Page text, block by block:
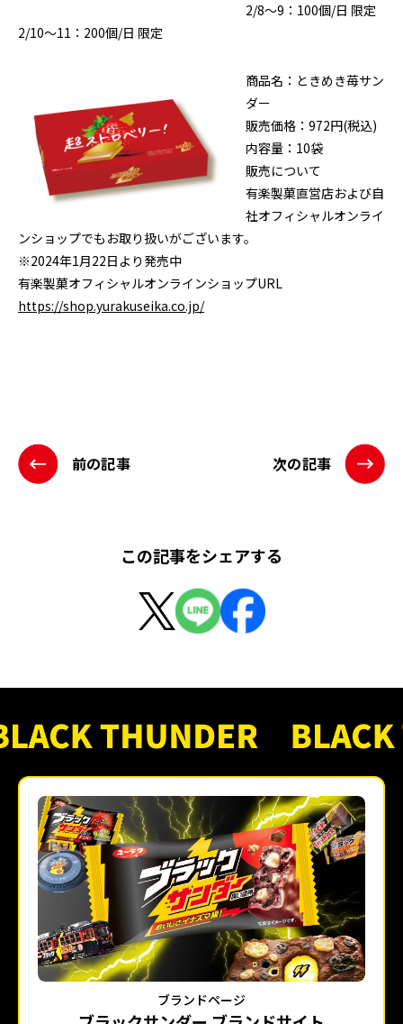
2/8～9：100個/日 限定
2/10～11：200個/日 限定
商品名：ときめき苺サン
ダー
販売価格：972円(税込)
内容量：10袋
販売について
有楽製菓直営店および自
社オフィシャルオンライ
ンショップでもお取り扱いがございます。
※2024年1月22日より発売中
有楽製菓オフィシャルオンラインショップURL
https://shop.yurakuseika.co.jp/
前の記事 次の記事
この記事をシェアする
ブランドページ